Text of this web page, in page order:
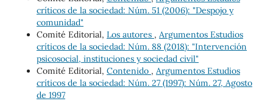
críticos de la sociedad: Núm. 51 (2006): "Despojo y
comunidad"
Comité Editorial, Los autores , Argumentos Estudios
críticos de la sociedad: Núm. 88 (2018): "Intervención
psicosocial, instituciones y sociedad civil"
Comité Editorial, Contenido , Argumentos Estudios
críticos de la sociedad: Núm. 27 (1997): Núm. 27, Agosto
de 1997